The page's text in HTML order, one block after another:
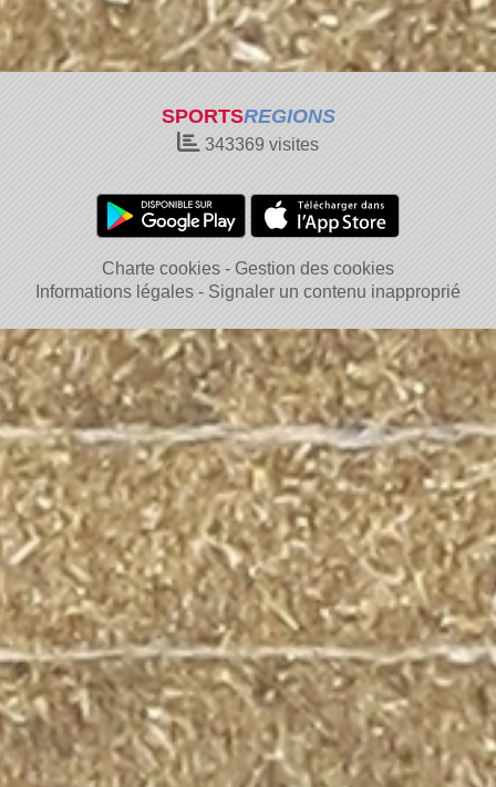
SPORTSREGIONS
343369 visites
Charte cookies
Gestion des cookies
Informations légales
Signaler un contenu inapproprié